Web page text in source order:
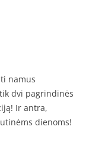
namus
dvi pagrindinės
Ir antra,
dienoms!